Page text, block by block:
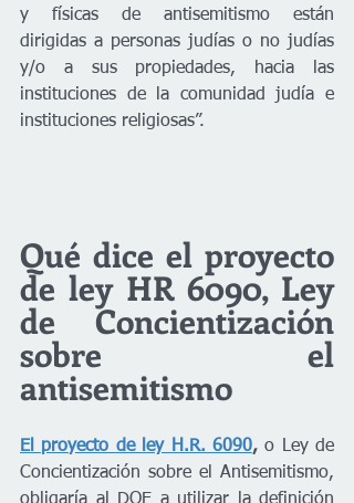
y físicas de antisemitismo están
dirigidas a personas judías o no judías
y/o a sus propiedades, hacia las
instituciones de la comunidad judía e
instituciones religiosas”.
Qué dice el proyecto
de ley HR 6090, Ley
de Concientización
sobre el
antisemitismo
El proyecto de ley H.R. 6090, o Ley de
Concientización sobre el Antisemitismo,